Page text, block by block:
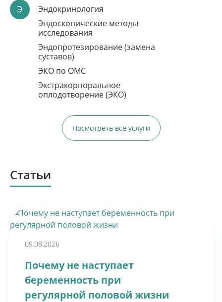
Безопасность: отсутствие ожогов и перегрева
Высокая эффективность
Возвращение к обычной жизни сразу после процедуры
Запись по телефону:8 (8452) 66-03-03
ПЕРВЫЙ ШАГ К
ВАШЕМУ СЧАСТЬЮ
Индивидуальный подбор лечения
Консервативное лечение и методом ЭКО
Запись по телефону: 8(8452)34-43-88
Э
Эндокринология
Эндоскопические методы
исследования
Эндопротезирование (замена
суставов)
ЭКО по ОМС
Экстракорпоральное
оплодотворение (ЭКО)
Посмотреть все услуги
Статьи
09.08.2026
Почему не наступает
беременность при
регулярной половой жизни